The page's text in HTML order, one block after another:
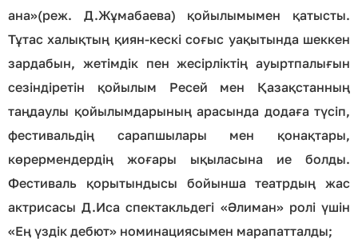
ана»(реж. Д.Жұмабаева) қойылымымен қатысты.
Тұтас халықтың қиян-кескі соғыс уақытында шеккен
зардабын, жетімдік пен жесірліктің ауыртпалығын
сезіндіретін қойылым Ресей мен Қазақстанның
таңдаулы қойылымдарының арасында додаға түсіп,
фестивальдің сарапшылары мен қонақтары,
көрермендердің жоғары ықыласына ие болды.
Фестиваль қорытындысы бойынша театрдың жас
актрисасы Д.Иса спектакльдегі «Әлиман» ролі үшін
«Ең үздік дебют» номинациясымен марапатталды;